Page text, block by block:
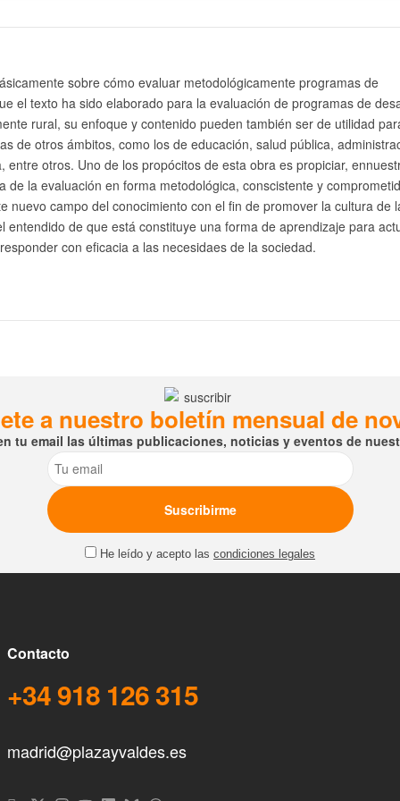
sobre cómo evaluar metodológicamente programas de
el texto ha sido elaborado para la evaluación de programas de
rural, su enfoque y contenido pueden también ser de utilidad
de otros ámbitos, como los de educación, salud pública,
entre otros. Uno de los propócitos de esta obra es propiciar,
de la evaluación en forma metodológica, conscistente y
nuevo campo del conocimiento con el fin de promover la cultura de
entendido de que está constituye una forma de aprendizaje para
con eficacia a las necesidaes de la sociedad.
a nuestro boletín mensual de
tu email las últimas publicaciones, noticias y eventos de
Email
He leído y acepto las condiciones legales
Contacto
+34 918 126 315
madrid@plazayvaldes.es